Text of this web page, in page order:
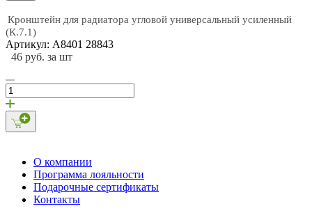
Кронштейн для радиатора угловой универсальный усиленный
(К.7.1)
Артикул: А8401 28843
46 руб. за шт
О компании
Программа лояльности
Подарочные сертификаты
Контакты